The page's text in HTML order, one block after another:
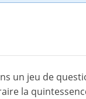
un jeu de
la